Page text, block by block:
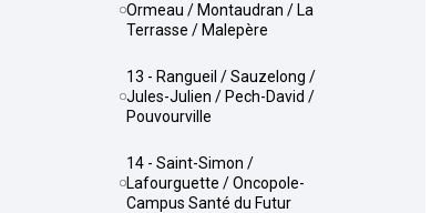
Ormeau / Montaudran / La
Terrasse / Malepère
13 - Rangueil / Sauzelong /
Jules-Julien / Pech-David /
Pouvourville
14 - Saint-Simon /
Lafourguette / Oncopole-
Campus Santé du Futur